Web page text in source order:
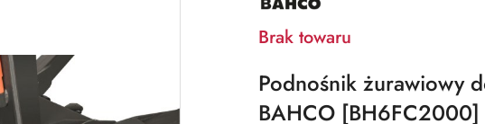
Brak towaru
Podnośnik żurawiowy
BAHCO [BH6FC2000]